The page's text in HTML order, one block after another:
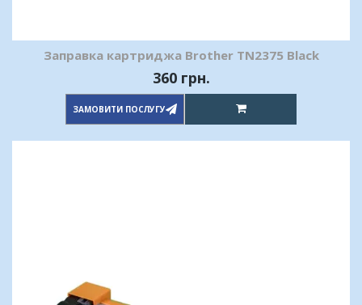
Заправка картриджа Brother TN2375 Black
360 грн.
ЗАМОВИТИ ПОСЛУГУ